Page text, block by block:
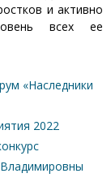
и активно
всех ее
«Наследники
2022